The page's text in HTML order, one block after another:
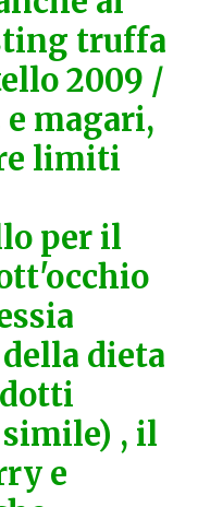
truffa
2009 /
e magari,
limiti
per il
dieta
, il
e